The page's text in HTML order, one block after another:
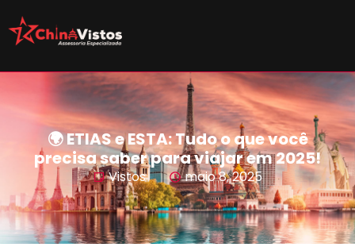
🌍 ETIAS e ESTA: Tudo o que você
precisa saber para viajar em 2025!
Vistos maio 8, 2025